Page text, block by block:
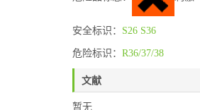
安全标识： S26 S36
危险标识： R36/37/38
文献
暂无